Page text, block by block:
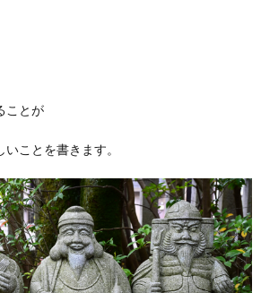
ことが
ことを書きます。